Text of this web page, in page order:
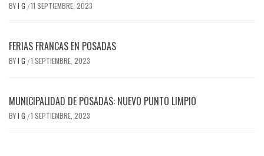
BYI G /11 SEPTIEMBRE, 2023
FERIAS FRANCAS EN POSADAS
BYI G /1 SEPTIEMBRE, 2023
MUNICIPALIDAD DE POSADAS: NUEVO PUNTO LIMPIO
BYI G /1 SEPTIEMBRE, 2023